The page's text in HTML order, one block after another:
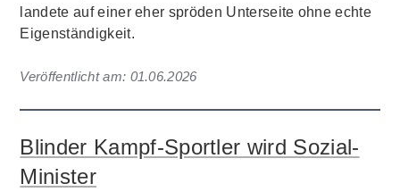
landete auf einer eher spröden Unterseite ohne echte
Eigenständigkeit.
Veröffentlicht am: 01.06.2026
Blinder Kampf-Sportler wird Sozial-
Minister